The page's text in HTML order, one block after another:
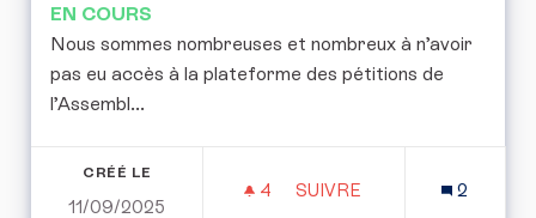
EN COURS
Nous sommes nombreuses et nombreux à n’avoir
pas eu accès à la plateforme des pétitions de
l’Assembl...
CRÉÉ LE
11/09/2025
4 4 ABONNÉS
SUIVRE
2